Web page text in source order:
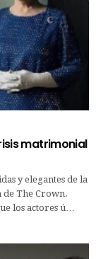
matrimonial
y elegantes de la
de The Crown.
los actores ú…